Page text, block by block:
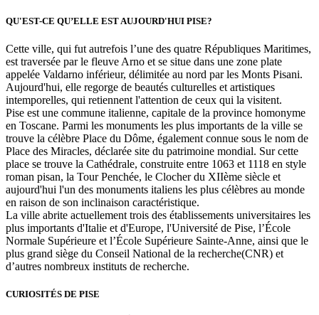
QU'EST-CE QU’ELLE EST AUJOURD'HUI PISE?
Cette ville, qui fut autrefois l’une des quatre Républiques Maritimes,
est traversée par le fleuve Arno et se situe dans une zone plate
appelée Valdarno inférieur, délimitée au nord par les Monts Pisani.
Aujourd'hui, elle regorge de beautés culturelles et artistiques
intemporelles, qui retiennent l'attention de ceux qui la visitent.
Pise est une commune italienne, capitale de la province homonyme
en Toscane. Parmi les monuments les plus importants de la ville se
trouve la célèbre Place du Dôme, également connue sous le nom de
Place des Miracles, déclarée site du patrimoine mondial. Sur cette
place se trouve la Cathédrale, construite entre 1063 et 1118 en style
roman pisan, la Tour Penchée, le Clocher du XIIème siècle et
aujourd'hui l'un des monuments italiens les plus célèbres au monde
en raison de son inclinaison caractéristique.
La ville abrite actuellement trois des établissements universitaires les
plus importants d'Italie et d'Europe, l'Université de Pise, l’École
Normale Supérieure et l’École Supérieure Sainte-Anne, ainsi que le
plus grand siège du Conseil National de la recherche(CNR) et
d’autres nombreux instituts de recherche.
CURIOSITÉS DE PISE